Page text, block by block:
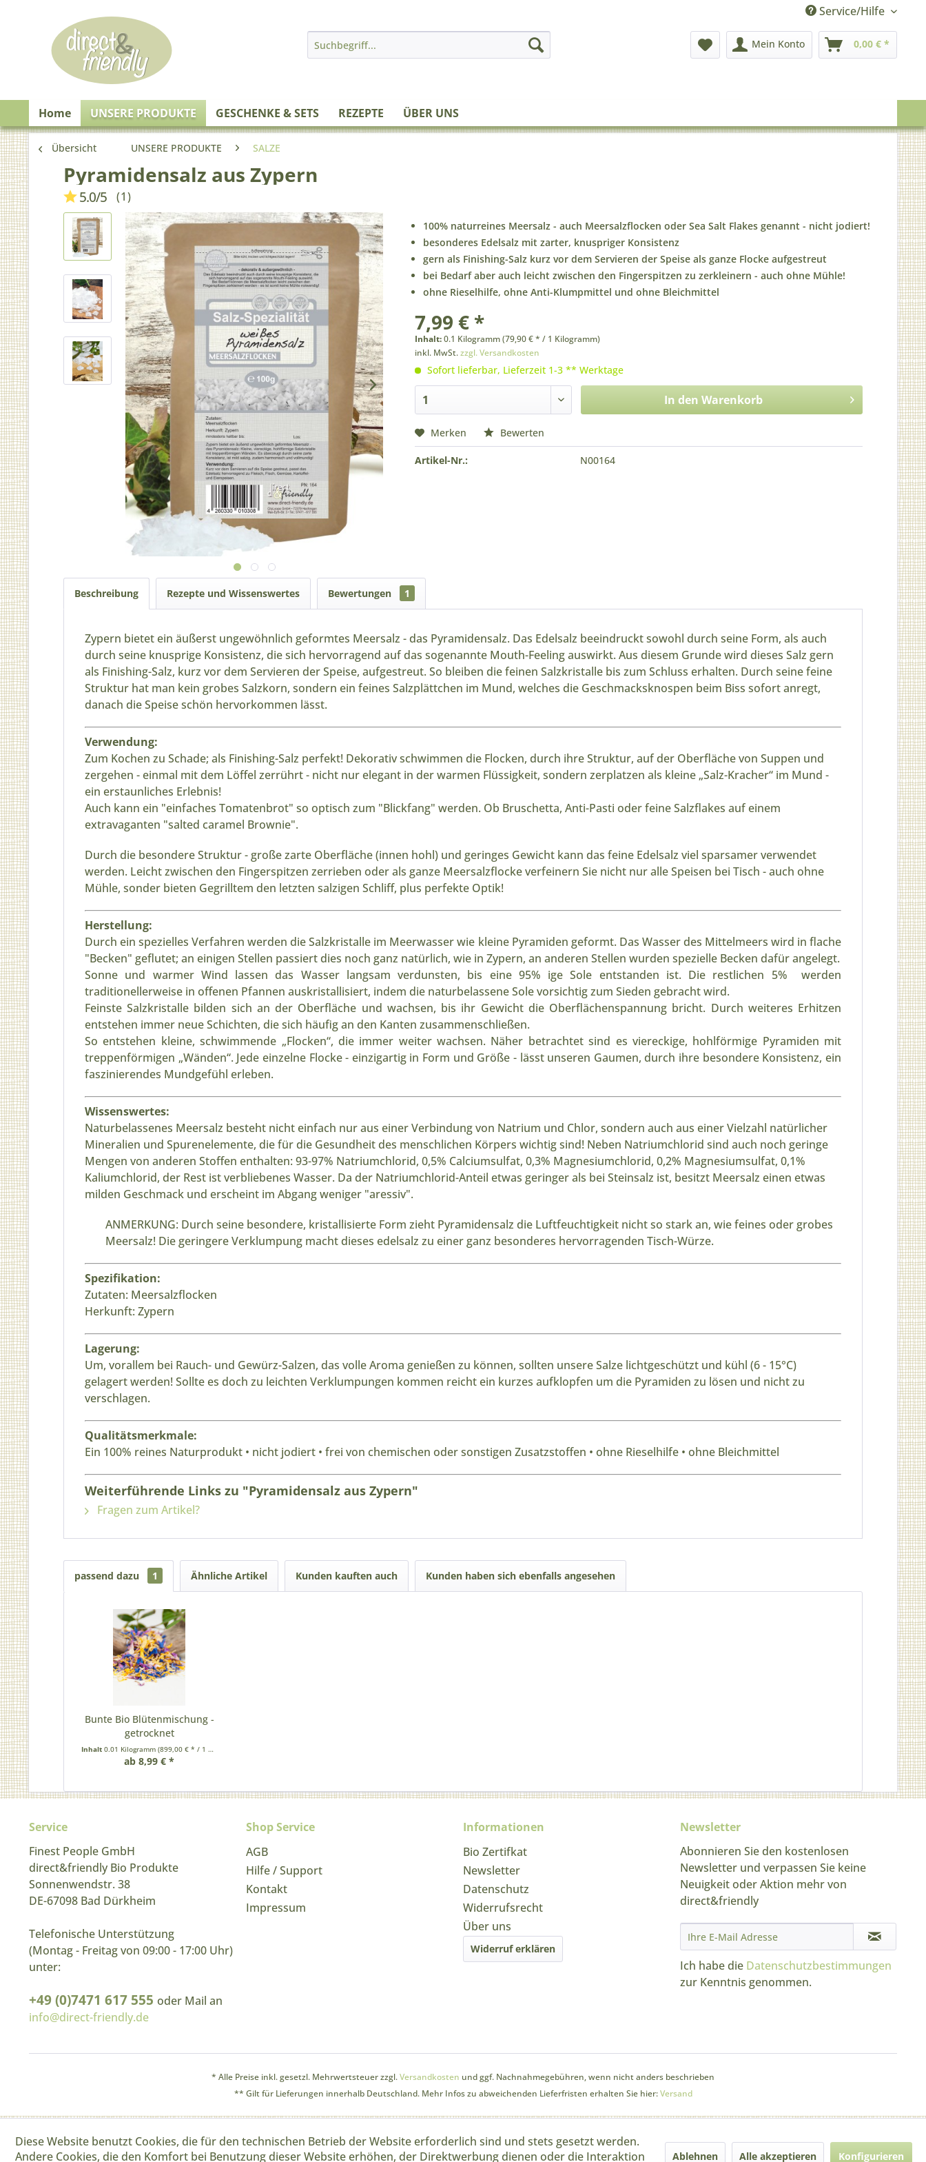
Service/Hilfe
Mein Konto 0,00 € *
Home UNSERE PRODUKTE GESCHENKE & SETS REZEPTE ÜBER UNS
Übersicht UNSERE PRODUKTE SALZE
Pyramidensalz aus Zypern
5.0/5 (1)
100% naturreines Meersalz - auch Meersalzflocken oder Sea Salt Flakes genannt - nicht jodiert!
besonderes Edelsalz mit zarter, knuspriger Konsistenz
gern als Finishing-Salz kurz vor dem Servieren der Speise als ganze Flocke aufgestreut
bei Bedarf aber auch leicht zwischen den Fingerspitzen zu zerkleinern - auch ohne Mühle!
ohne Rieselhilfe, ohne Anti-Klumpmittel und ohne Bleichmittel
7,99 € *
Inhalt:0.1 Kilogramm (79,90 € * / 1 Kilogramm)
inkl. MwSt.zzgl. Versandkosten
Sofort lieferbar, Lieferzeit 1-3 ** Werktage
In den Warenkorb
Merken Bewerten
Artikel-Nr.: N00164
Beschreibung Rezepte und Wissenswertes Bewertungen 1
Zypern bietet ein äußerst ungewöhnlich geformtes Meersalz - das Pyramidensalz. Das Edelsalz beeindruckt sowohl durch seine Form, als auch
durch seine knusprige Konsistenz, die sich hervorragend auf das sogenannte Mouth-Feeling auswirkt. Aus diesem Grunde wird dieses Salz gern
als Finishing-Salz, kurz vor dem Servieren der Speise, aufgestreut. So bleiben die feinen Salzkristalle bis zum Schluss erhalten. Durch seine feine
Struktur hat man kein grobes Salzkorn, sondern ein feines Salzplättchen im Mund, welches die Geschmacksknospen beim Biss sofort anregt,
danach die Speise schön hervorkommen lässt.
Verwendung:
Zum Kochen zu Schade; als Finishing-Salz perfekt! Dekorativ schwimmen die Flocken, durch ihre Struktur, auf der Oberfläche von Suppen und
zergehen - einmal mit dem Löffel zerrührt - nicht nur elegant in der warmen Flüssigkeit, sondern zerplatzen als kleine „Salz-Kracher“ im Mund -
ein erstaunliches Erlebnis!
Auch kann ein "einfaches Tomatenbrot" so optisch zum "Blickfang" werden. Ob Bruschetta, Anti-Pasti oder feine Salzflakes auf einem
extravaganten "salted caramel Brownie".
Durch die besondere Struktur - große zarte Oberfläche (innen hohl) und geringes Gewicht kann das feine Edelsalz viel sparsamer verwendet
werden. Leicht zwischen den Fingerspitzen zerrieben oder als ganze Meersalzflocke verfeinern Sie nicht nur alle Speisen bei Tisch - auch ohne
Mühle, sonder bieten Gegrilltem den letzten salzigen Schliff, plus perfekte Optik!
Herstellung:
Durch ein spezielles Verfahren werden die Salzkristalle im Meerwasser wie kleine Pyramiden geformt. Das Wasser des Mittelmeers wird in flache
"Becken" geflutet; an einigen Stellen passiert dies noch ganz natürlich, wie in Zypern, an anderen Stellen wurden spezielle Becken dafür angelegt.
Sonne und warmer Wind lassen das Wasser langsam verdunsten, bis eine 95% ige Sole entstanden ist. Die restlichen 5% werden
traditionellerweise in offenen Pfannen auskristallisiert, indem die naturbelassene Sole vorsichtig zum Sieden gebracht wird.
Feinste Salzkristalle bilden sich an der Oberfläche und wachsen, bis ihr Gewicht die Oberflächenspannung bricht. Durch weiteres Erhitzen
entstehen immer neue Schichten, die sich häufig an den Kanten zusammenschließen.
So entstehen kleine, schwimmende „Flocken“, die immer weiter wachsen. Näher betrachtet sind es viereckige, hohlförmige Pyramiden mit
treppenförmigen „Wänden“. Jede einzelne Flocke - einzigartig in Form und Größe - lässt unseren Gaumen, durch ihre besondere Konsistenz, ein
faszinierendes Mundgefühl erleben.
Wissenswertes:
Naturbelassenes Meersalz besteht nicht einfach nur aus einer Verbindung von Natrium und Chlor, sondern auch aus einer Vielzahl natürlicher
Mineralien und Spurenelemente, die für die Gesundheit des menschlichen Körpers wichtig sind! Neben Natriumchlorid sind auch noch geringe
Mengen von anderen Stoffen enthalten: 93-97% Natriumchlorid, 0,5% Calciumsulfat, 0,3% Magnesiumchlorid, 0,2% Magnesiumsulfat, 0,1%
Kaliumchlorid, der Rest ist verbliebenes Wasser. Da der Natriumchlorid-Anteil etwas geringer als bei Steinsalz ist, besitzt Meersalz einen etwas
milden Geschmack und erscheint im Abgang weniger "aressiv".
ANMERKUNG: Durch seine besondere, kristallisierte Form zieht Pyramidensalz die Luftfeuchtigkeit nicht so stark an, wie feines oder grobes
Meersalz! Die geringere Verklumpung macht dieses edelsalz zu einer ganz besonderes hervorragenden Tisch-Würze.
Spezifikation:
Zutaten: Meersalzflocken
Herkunft: Zypern
Lagerung:
Um, vorallem bei Rauch- und Gewürz-Salzen, das volle Aroma genießen zu können, sollten unsere Salze lichtgeschützt und kühl (6 - 15°C)
gelagert werden! Sollte es doch zu leichten Verklumpungen kommen reicht ein kurzes aufklopfen um die Pyramiden zu lösen und nicht zu
verschlagen.
Qualitätsmerkmale:
Ein 100% reines Naturprodukt • nicht jodiert • frei von chemischen oder sonstigen Zusatzstoffen • ohne Rieselhilfe • ohne Bleichmittel
Weiterführende Links zu "Pyramidensalz aus Zypern"
Fragen zum Artikel?
passend dazu 1 Ähnliche Artikel Kunden kauften auch Kunden haben sich ebenfalls angesehen
Bunte Bio Blütenmischung -
getrocknet
Inhalt 0.01 Kilogramm (899,00 € * / 1 Kilogramm)
ab 8,99 € *
Service
Finest People GmbH
direct&friendly Bio Produkte
Sonnenwendstr. 38
DE-67098 Bad Dürkheim
Telefonische Unterstützung
(Montag - Freitag von 09:00 - 17:00 Uhr)
unter:
+49 (0)7471 617 555 oder Mail an
info@direct-friendly.de
Shop Service
AGB
Hilfe / Support
Kontakt
Impressum
Informationen
Bio Zertifkat
Newsletter
Datenschutz
Widerrufsrecht
Über uns
Widerruf erklären
Newsletter
Abonnieren Sie den kostenlosen
Newsletter und verpassen Sie keine
Neuigkeit oder Aktion mehr von
direct&friendly
Ich habe die Datenschutzbestimmungen
zur Kenntnis genommen.
* Alle Preise inkl. gesetzl. Mehrwertsteuer zzgl.Versandkosten und ggf. Nachnahmegebühren, wenn nicht anders beschrieben
** Gilt für Lieferungen innerhalb Deutschland. Mehr Infos zu abweichenden Lieferfristen erhalten Sie hier:Versand
Diese Website benutzt Cookies, die für den technischen Betrieb der Website erforderlich sind und stets gesetzt werden.
Andere Cookies, die den Komfort bei Benutzung dieser Website erhöhen, der Direktwerbung dienen oder die Interaktion
Ablehnen Alle akzeptieren Konfigurieren